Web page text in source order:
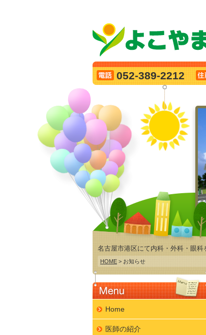
052-389-2212
名古屋市港区にて内科・外科・眼科
HOME > お知らせ
Home
医師の紹介